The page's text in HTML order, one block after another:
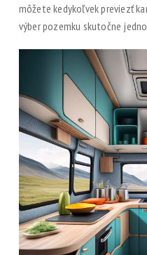
môžete kedykoľvek previezť
výber pozemku skutočne